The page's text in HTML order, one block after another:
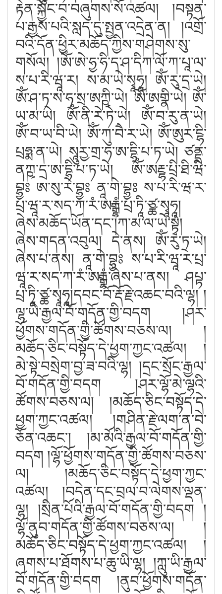
རྟེན་སྐྱོང་བ་བཞུགས་སོ་འཚལ། །བསྟན་
པ་རྒྱས་པའི་སླད་དུ་སྤྱན་འདྲེན་ན། །འགྲོ་
བའི་དོན་ཕྱིར་མཆོད་ཀྱིས་གཤེགས་སུ་
གསོལ། །ཨོཾ་ཨེ་ཧྱ་ཧི་ད་ཤ་དིཀ་ལོ་ཀ་པཱ་ལ་
ས་པ་རི་ཝཱ་ར། ས་མ་ཡེ་སྭཱཧཱ། ཨོཾ་རུ་དྲ་ཡེ།
ཨོཾ་ཤ་ཏ་ས་ཧ་སྲ་ཨཀྵི་ཡེ། ཨོཾ་ཨགྣི་ཡེ། ཨོཾ་
ཡ་མ་ཡེ། ཨོཾ་ནི་རེ་ཏེ་ཡེ། ཨོཾ་བ་རུ་ན་ཡེ།
ཨོཾ་བ་ཡ་བི་ཡེ། ཨོཾ་ཀུ་བཻ་ར་ཡེ། ཨོཾ་ཨུར་ངྷི་
པྲཧྨ་ན་ཡེ། སཱུརྱ་གྲ་ཧ་ཨ་དྷི་པ་ཏ་ཡེ། ཙནྡྲ་
ནཀྵ་དྲ་ཨ་དྷི་པ་ཏ་ཡེ། ཨོཾ་ཨརྔྷ་པྲི་ཐི་ཝི་
བྷྱཿ ཨ་སུ་རེ་བྷྱཿ ནཱ་གེ་བྷྱཿ ས་པ་རི་ཝ་ར་
པྲ་ཝཱ་ར་སད་ཀ་རཾ་ཨརྒྷཾ་པྲ་ཏཱི་ཙྪ་སྭཱཧཱ།
ཞེས་མཆོད་ཡོན་དང༌།ཀ་མ་ལ་ཡེ་སྟྭཾ།
ཞེས་གདན་འབུལ། དེ་ནས། ཨོཾ་རུ་ཏྲ་ཡེ།
ཞེས་པ་ནས། ནཱ་གེ་བྷྱཿ ས་པ་རི་ཝཱ་ར་པྲ་
ཝཱ་ར་སད་ཀ་རཾ་ཨརྒྷཾ་ཞེས་པ་ནས། ཤཔྟ་
པྲ་ཏཱི་ཙྪ་སྭཱཧཱ།དབང་བོ་རྡོ་རྗེ་འཆང་བའི་ལྷ། །
ལྷ་ཡི་རྒྱལ་བོ་གདོན་གྱི་བདག །ཤར་
ཕྱོགས་གདོན་གྱི་ཚོགས་བཅས་ལ། །
མཆོད་ཅིང་བསྟོད་དེ་ཕྱག་ཀྱང་འཚལ། །
མེ་སྟེ་བསྲེག་བྱ་ཟ་བའི་ལྷ། །དྲང་སྲོང་རྒྱལ་
བོ་གདོན་གྱི་བདག །ཤར་ལྷོ་མེ་ལྷའི་
ཚོགས་བཅས་ལ། །མཆོད་ཅིང་བསྟོད་དེ་
ཕྱག་ཀྱང་འཚལ། །གཤིན་རྗེ་ལག་ན་བེ་
ཅོན་འཆང༌། །མ་མོའི་རྒྱལ་བོ་གདོན་གྱི་
བདག །ལྷོ་ཕྱོགས་གདོན་གྱི་ཚོགས་བཅས་
ལ། །མཆོད་ཅིང་བསྟོད་དེ་ཕྱག་ཀྱང་
འཚལ། །བདེན་དང་བྲལ་བ་ལེགས་ལྡན་
ལྷ། །སྲིན་པོའི་རྒྱལ་བོ་གདོན་གྱི་བདག །
ལྷོ་ནུབ་གདོན་གྱི་ཚོགས་བཅས་ལ། །
མཆོད་ཅིང་བསྟོད་དེ་ཕྱག་ཀྱང་འཚལ། །
ཞགས་པ་ཐོགས་པ་ཆུ་ཡི་ལྷ། །ཀླུ་ཡི་རྒྱལ་
བོ་གདོན་གྱི་བདག །ནུབ་ཕྱོགས་གདོན་